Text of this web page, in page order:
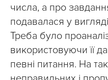
числа, а про
подавалася у
Треба було
використовуючи її
певні питання. На